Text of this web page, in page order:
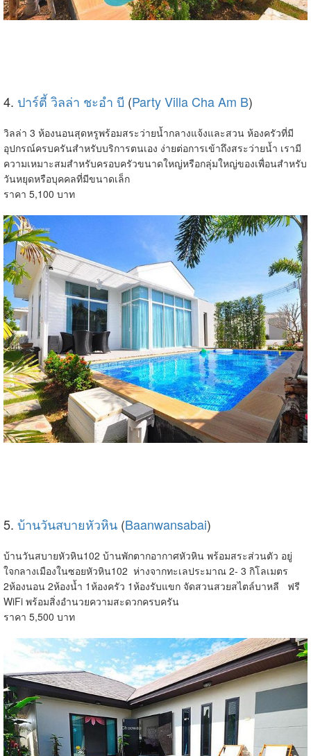
4. ปาร์ตี้ วิลล่า ชะอำ บี (Party Villa Cha Am B)
วิลล่า 3 ห้องนอนสุดหรูพร้อมสระว่ายน้ำกลางแจ้งและสวน ห้องครัวที่มี
อุปกรณ์ครบครันสำหรับบริการตนเอง ง่ายต่อการเข้าถึงสระว่ายน้ำ เรามี
ความเหมาะสมสำหรับครอบครัวขนาดใหญ่หรือกลุ่มใหญ่ของเพื่อนสำหรับ
วันหยุดหรือบุคคลที่มีขนาดเล็ก
ราคา 5,100 บาท
5. บ้านวันสบายหัวหิน (Baanwansabai)
บ้านวันสบายหัวหิน102 บ้านพักตากอากาศหัวหิน พร้อมสระส่วนตัว อยู่
ใจกลางเมืองในซอยหัวหิน102 ห่างจากทะเลประมาณ 2- 3 กิโลเมตร
2ห้องนอน 2ห้องน้ำ 1ห้องครัว 1ห้องรับแขก จัดสวนสวยสไตล์บาหลี ฟรี
WiFi พร้อมสิ่งอำนวยความสะดวกครบครัน
ราคา 5,500 บาท